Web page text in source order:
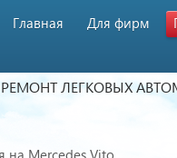
РЕМОНТ ЛЕГКОВЫХ
Главная Для фирм
на Mercedes Vito